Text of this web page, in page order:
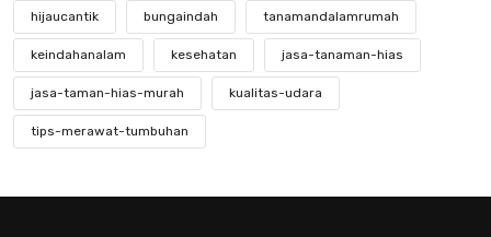
hijaucantik bungaindah tanamandalamrumah
keindahanalam kesehatan jasa-tanaman-hias
jasa-taman-hias-murah kualitas-udara
tips-merawat-tumbuhan